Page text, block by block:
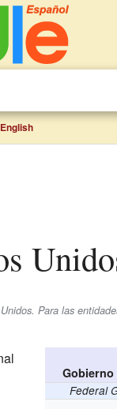
English
Para las
Federal